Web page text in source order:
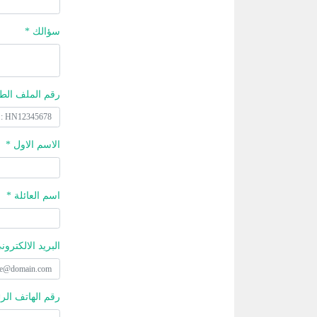
سؤالك *
رقم الملف
الاسم الاول *
اسم العائلة *
البريد
رقم الهاتف